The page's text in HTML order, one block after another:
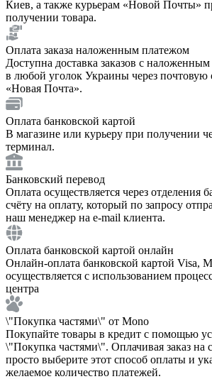
Киев, а также курьерам «Новой Почты»
получении товара.
Оплата заказа наложенным платежом
Доступна доставка заказов с
в любой уголок Украины через почтовую
«Новая Почта».
Оплата банковской картой
В магазине или курьеру при получении
терминал.
Банковский перевод
Оплата осуществляется через отделения
счёту на оплату, который по запросу
наш менеджер на e-mail клиента.
Оплата банковской картой онлайн
Онлайн-оплата банковской картой Visa,
осуществляется с использованием
центра
\"Покупка частями\" от Mono
Покупайте товары в кредит с помощью
\"Покупка частями\". Оплачивая заказ на
просто выберите этот способ оплаты и
желаемое количество платежей.